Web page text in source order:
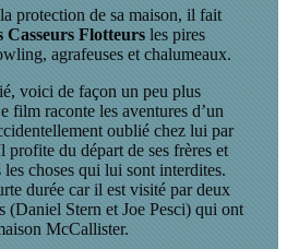
protection de sa maison, il fait
Casseurs Flotteurs les pires
agrafeuses et chalumeaux.
voici de façon un peu plus
film raconte les aventures d’un
oublié chez lui par
profite du départ de ses frères et
les choses qui lui sont interdites.
durée car il est visité par deux
(Daniel Stern et Joe Pesci) qui ont
McCallister.